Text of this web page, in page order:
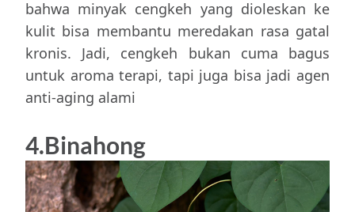
bahwa minyak cengkeh yang dioleskan ke
kulit bisa membantu meredakan rasa gatal
kronis. Jadi, cengkeh bukan cuma bagus
untuk aroma terapi, tapi juga bisa jadi agen
anti-aging alami
4.Binahong